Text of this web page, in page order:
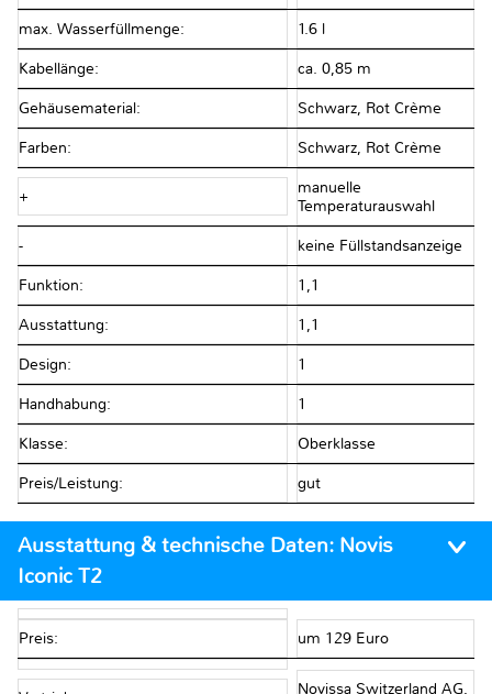
max. Wasserfüllmenge: 1.6 l
Kabellänge: ca. 0,85 m
Gehäusematerial: Schwarz, Rot Crème
Farben: Schwarz, Rot Crème
+
manuelle
Temperaturauswahl
- keine Füllstandsanzeige
Funktion: 1,1
Ausstattung: 1,1
Design: 1
Handhabung: 1
Klasse: Oberklasse
Preis/Leistung: gut
Ausstattung & technische Daten: Novis
Iconic T2
Preis: um 129 Euro
Novissa Switzerland AG,